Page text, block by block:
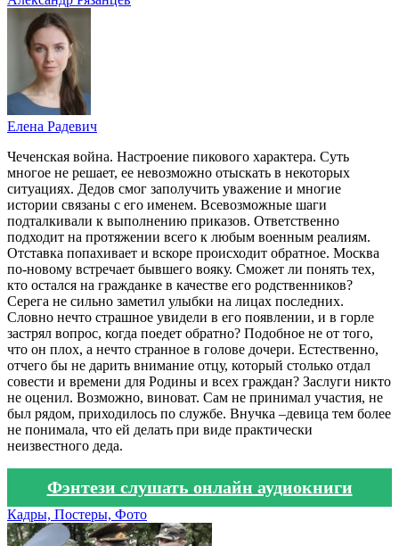
Елена Радевич
Чеченская война. Настроение пикового характера. Суть
многое не решает, ее невозможно отыскать в некоторых
ситуациях. Дедов смог заполучить уважение и многие
истории связаны с его именем. Всевозможные шаги
подталкивали к выполнению приказов. Ответственно
подходит на протяжении всего к любым военным реалиям.
Отставка попахивает и вскоре происходит обратное. Москва
по-новому встречает бывшего вояку. Сможет ли понять тех,
кто остался на гражданке в качестве его родственников?
Серега не сильно заметил улыбки на лицах последних.
Словно нечто страшное увидели в его появлении, и в горле
застрял вопрос, когда поедет обратно? Подобное не от того,
что он плох, а нечто странное в голове дочери. Естественно,
отчего бы не дарить внимание отцу, который столько отдал
совести и времени для Родины и всех граждан? Заслуги никто
не оценил. Возможно, виноват. Сам не принимал участия, не
был рядом, приходилось по службе. Внучка –девица тем более
не понимала, что ей делать при виде практически
неизвестного деда.
Фэнтези слушать онлайн аудиокниги
Кадры, Постеры, Фото